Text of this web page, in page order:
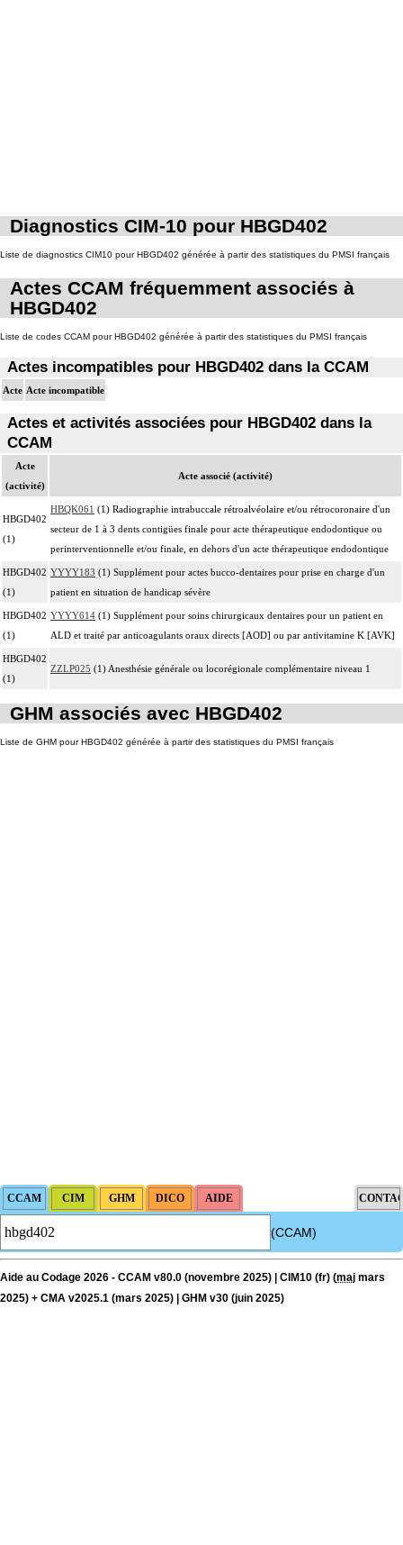
Diagnostics CIM-10 pour HBGD402
Liste de diagnostics CIM10 pour HBGD402 générée à partir des statistiques du PMSI français
Actes CCAM fréquemment associés à
HBGD402
Liste de codes CCAM pour HBGD402 générée à partir des statistiques du PMSI français
Actes incompatibles pour HBGD402 dans la CCAM
Acte Acte incompatible
Actes et activités associées pour HBGD402 dans la
CCAM
Acte
(activité)
Acte associé (activité)
HBGD402
(1)
HBQK061 (1) Radiographie intrabuccale rétroalvéolaire et/ou rétrocoronaire d'un
secteur de 1 à 3 dents contigües finale pour acte thérapeutique endodontique ou
perinterventionnelle et/ou finale, en dehors d'un acte thérapeutique endodontique
HBGD402
(1)
YYYY183 (1) Supplément pour actes bucco-dentaires pour prise en charge d'un
patient en situation de handicap sévère
HBGD402
(1)
YYYY614 (1) Supplément pour soins chirurgicaux dentaires pour un patient en
ALD et traité par anticoagulants oraux directs [AOD] ou par antivitamine K [AVK]
HBGD402
(1)
ZZLP025 (1) Anesthésie générale ou locorégionale complémentaire niveau 1
GHM associés avec HBGD402
Liste de GHM pour HBGD402 générée à partir des statistiques du PMSI français
(CCAM)
Aide au Codage 2026 - CCAM v80.0 (novembre 2025) | CIM10 (fr) (maj mars
2025) + CMA v2025.1 (mars 2025) | GHM v30 (juin 2025)